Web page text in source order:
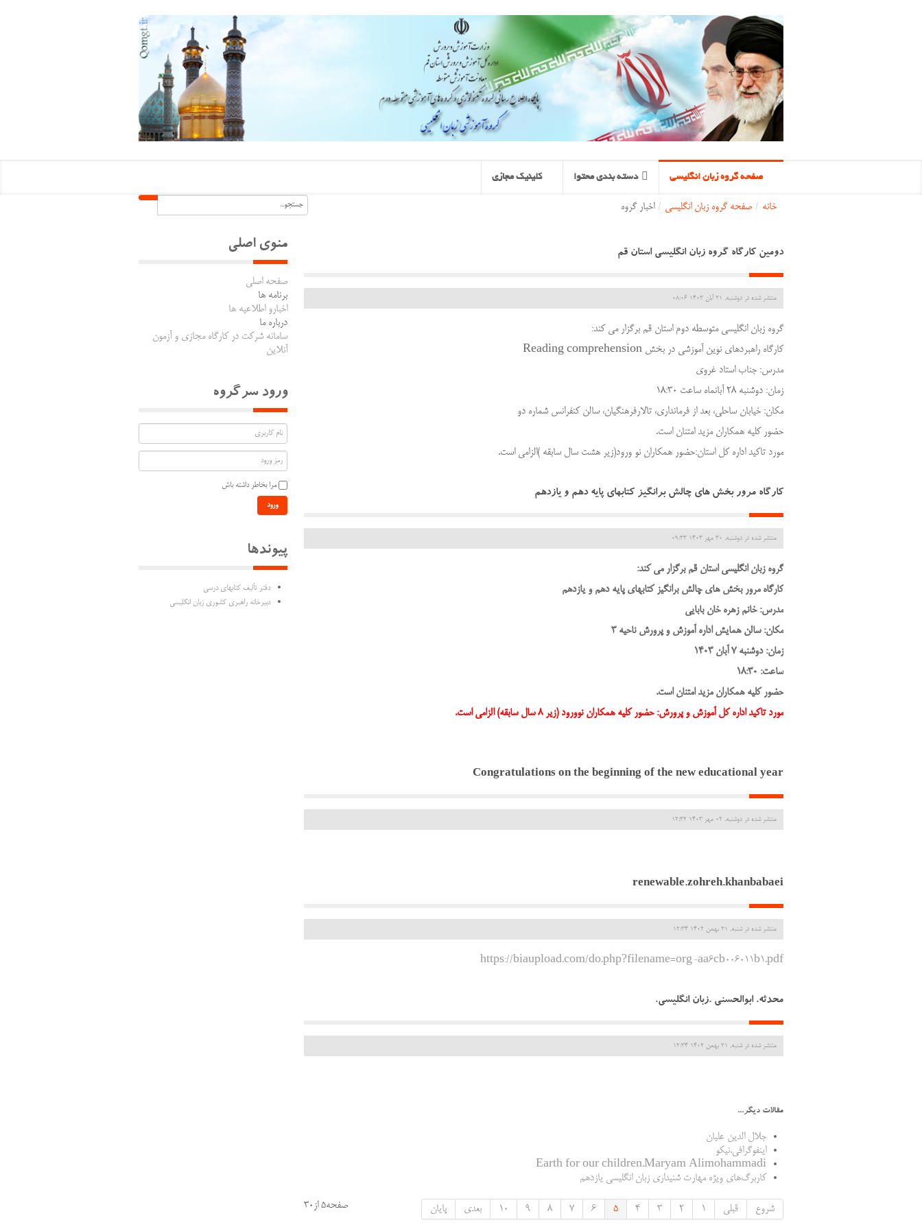
صفحه گروه زبان انگلیسی دسته بندی محتوا کلینیک مجازی
خانه / صفحه گروه زبان انگلیسی / اخبار گروه
دومین کارگاه گروه زبان انگلیسی استان قم
منتشر شده در دوشنبه, 21 آبان 1403 08:06
گروه زبان انگلیسی متوسطه دوم استان قم برگزار می کند:
کارگاه راهبردهای نوین آموزشی در بخش Reading comprehension
مدرس: جناب استاد غروی
زمان: دوشنبه ۲۸ آبانماه ساعت ۱۸:۳۰
مکان: خیابان ساحلی، بعد از فرمانداری، تالارفرهنگیان، سالن کنفرانس شماره دو
حضور کلیه همکاران مزید امتنان است.
مورد تاکید اداره کل استان:حضور همکاران نو ورود(زیر هشت سال سابقه )الزامی است.
کارگاه مرور بخش های چالش برانگیز کتابهای پایه دهم و یازدهم
منتشر شده در دوشنبه, 30 مهر 1403 09:33
گروه زبان انگلیسی استان قم برگزار می کند:
کارگاه مرور بخش های چالش برانگیز کتابهای پایه دهم و یازدهم
مدرس: خانم زهره خان بابایی
مکان: سالن همایش اداره آموزش و پرورش ناحیه 3
زمان: دوشنبه 7 آبان 1403
ساعت: 18:30
حضور کلیه همکاران مزید امتنان است.
مورد تاکید اداره کل آموزش و پرورش: حضور کلیه همکاران نوورود (زیر 8 سال سابقه) الزامی است.
Congratulations on the beginning of the new educational year
منتشر شده در دوشنبه, 02 مهر 1403 12:32
renewable.zohreh.khanbabaei
منتشر شده در شنبه, 21 بهمن 1402 12:34
https://biaupload.com/do.php?filename=org-aa6cb006011b1.pdf
محدثه. ابوالحسنی .زبان انگليسي.
منتشر شده در شنبه, 21 بهمن 1402 12:34
مقالات دیگر...
جلال الدین علیان
اینفوگرافی.نیکو
Earth for our children.Maryam Alimohammadi
کاربرگ‌های ویژه مهارت شنیداری زبان انگلیسی یازدهم
صفحه5 از30 شروع قبلی 1
2
3
4
5
6
7
8
9
10 بعدی پایان
منوی اصلی
صفحه اصلی
برنامه ها
اخبارو اطلاعیه ها
درباره ما
سامانه شرکت در کارگاه مجازی و آزمون
آنلاین
ورود سرگروه
مرا بخاطر داشته باش
ورود
پیوندها
دفتر تألیف كتابهاي درسي
دبیرخانه راهبری کشوری زبان انگلیسی